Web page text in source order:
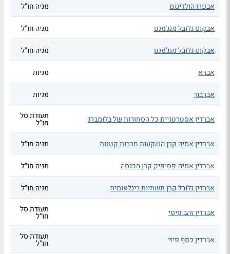
אבפרו הולדינגס מניה חו"ל
אבקוס גלובל מנג'מנט מניה חו"ל
אבקוס גלובל מנג'מנט מניה חו"ל
אברא מניות
אברבוך מניות
אברדין אסטרטגיית כל הסחורות של בלומברג תעודת סל
חו"ל
אברדין אסיה קרן השקעות חברות קטנות
מניה חו"ל
אברדין אסיה-פסיפיק קרן הכנסה מניה חו"ל
אברדין גלובל קרן תשתיות בינלאומית מניה חו"ל
אברדין זהב פיסי תעודת סל
חו"ל
אברדין כסף פיזי תעודת סל
חו"ל